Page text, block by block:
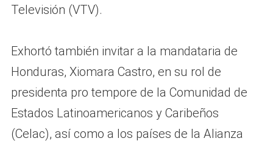
Televisión (VTV).
Exhortó también invitar a la mandataria de
Honduras, Xiomara Castro, en su rol de
presidenta pro tempore de la Comunidad de
Estados Latinoamericanos y Caribeños
(Celac), así como a los países de la Alianza